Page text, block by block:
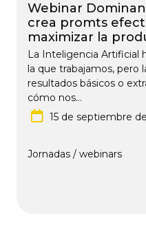
Webinar
crea promts
maximizar la
La Inteligencia Artificial
la que trabajamos, pero
resultados básicos o
cómo nos...
15 de septiembre
Jornadas / webinars